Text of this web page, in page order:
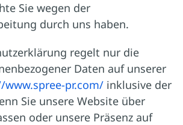
Sie wegen der
durch uns haben.
regelt nur die
Daten auf unserer
pr.com/ inklusive der
Sie unsere Website über
oder unsere Präsenz auf